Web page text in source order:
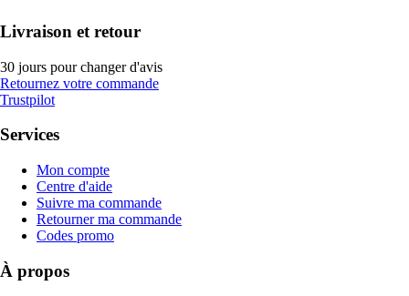
Livraison et retour
30 jours pour changer d'avis
Retournez votre commande
Trustpilot
Services
Mon compte
Centre d'aide
Suivre ma commande
Retourner ma commande
Codes promo
À propos